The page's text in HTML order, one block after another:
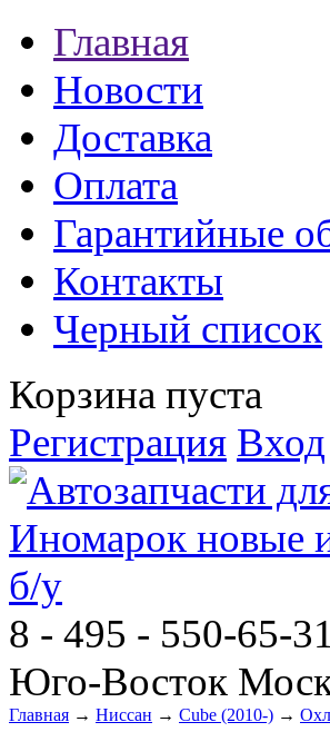
Главная
Новости
Доставка
Оплата
Гарантийные
Контакты
Черный список
Корзина пуста
Регистрация Вход
8 - 495 - 550-65-
Юго-Восток
Главная → Ниссан → Cube (2010-) →